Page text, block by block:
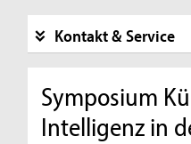
Kontakt & Service
Symposium
Intelligenz in